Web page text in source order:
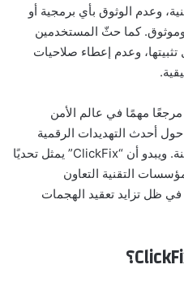
وعدم الوثوق بأي برمجية أو
كما حثّ المستخدمين
وعدم إعطاء صلاحيات
مهمًا في عالم الأمن
أحدث التهديدات الرقمية
والأساليب المتبعة من قبل القراصنة. ويبدو أن “ClickFix” يمثل تحديًا
التقنية التعاون
ظل تزايد تعقيد الهجمات